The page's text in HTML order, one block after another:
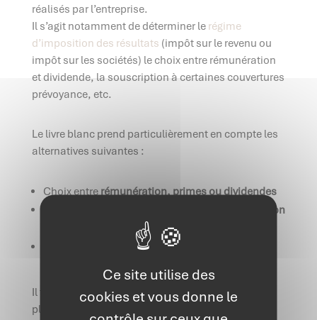
réalisés par l’entreprise.
Il s’agit notamment de déterminer le régime
d’imposition des résultats (impôt sur le revenu ou
impôt sur les sociétés) le choix entre rémunération
et dividende, la souscription à certaines couvertures
prévoyance, etc.
Le livre blanc prend particulièrement en compte les
alternatives suivantes :
Choix entrerémunération, primes ou dividendes
dividendes ou plus-values sur cession
société holding
Il faut savoir qu’un dirigeant d’entreprise peut tirer
plusieurs formes de revenus de son activité. Selon
Ce site utilise des
cookies et vous donne le